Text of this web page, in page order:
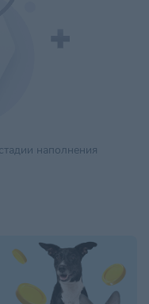
наполнения